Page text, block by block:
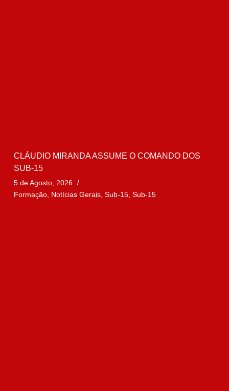
CLÁUDIO MIRANDA ASSUME O COMANDO DOS
SUB-15
5 de Agosto, 2026
Formação, Notícias Gerais, Sub-15, Sub-15